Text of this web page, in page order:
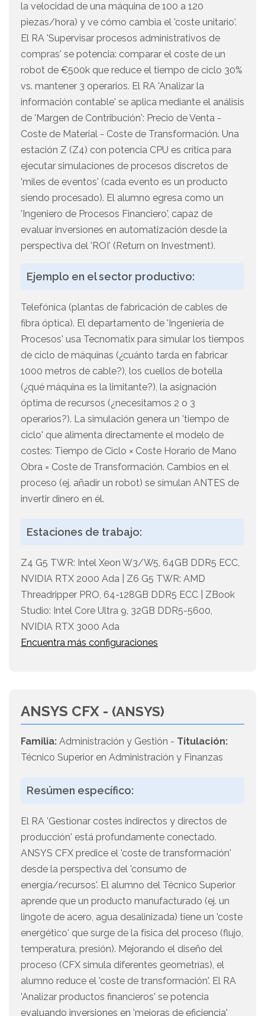
la velocidad de una máquina de 100 a 120
piezas/hora) y ve cómo cambia el 'coste unitario'.
El RA 'Supervisar procesos administrativos de
compras' se potencia: comparar el coste de un
robot de €500k que reduce el tiempo de ciclo 30%
vs. mantener 3 operarios. El RA 'Analizar la
información contable' se aplica mediante el análisis
de 'Margen de Contribución': Precio de Venta -
Coste de Material - Coste de Transformación. Una
estación Z (Z4) con potencia CPU es crítica para
ejecutar simulaciones de procesos discretos de
'miles de eventos' (cada evento es un producto
siendo procesado). El alumno egresa como un
'Ingeniero de Procesos Financiero', capaz de
evaluar inversiones en automatización desde la
perspectiva del 'ROI' (Return on Investment).
Ejemplo en el sector productivo:
Telefónica (plantas de fabricación de cables de
fibra óptica). El departamento de 'Ingeniería de
Procesos' usa Tecnomatix para simular los tiempos
de ciclo de máquinas (¿cuánto tarda en fabricar
1000 metros de cable?), los cuellos de botella
(¿qué máquina es la limitante?), la asignación
óptima de recursos (¿necesitamos 2 o 3
operarios?). La simulación genera un 'tiempo de
ciclo' que alimenta directamente el modelo de
costes: Tiempo de Ciclo × Coste Horario de Mano
Obra = Coste de Transformación. Cambios en el
proceso (ej. añadir un robot) se simulan ANTES de
invertir dinero en él.
Estaciones de trabajo:
Z4 G5 TWR: Intel Xeon W3/W5, 64GB DDR5 ECC,
NVIDIA RTX 2000 Ada | Z6 G5 TWR: AMD
Threadripper PRO, 64-128GB DDR5 ECC | ZBook
Studio: Intel Core Ultra 9, 32GB DDR5-5600,
NVIDIA RTX 3000 Ada
Encuentra más configuraciones
ANSYS CFX - (ANSYS)
Familia: Administración y Gestión - Titulación:
Técnico Superior en Administración y Finanzas
Resúmen específico:
El RA 'Gestionar costes indirectos y directos de
producción' está profundamente conectado.
ANSYS CFX predice el 'coste de transformación'
desde la perspectiva del 'consumo de
energía/recursos'. El alumno del Técnico Superior
aprende que un producto manufacturado (ej. un
lingote de acero, agua desalinizada) tiene un 'coste
energético' que surge de la física del proceso (flujo,
temperatura, presión). Mejorando el diseño del
proceso (CFX simula diferentes geometrías), el
alumno reduce el 'coste de transformación'. El RA
'Analizar productos financieros' se potencia
evaluando inversiones en 'mejoras de eficiencia'